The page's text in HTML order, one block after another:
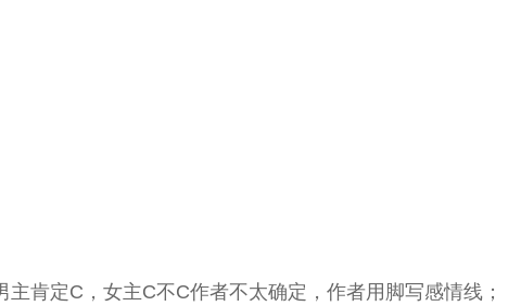
肯定C，女主C不C作者不太确定，作者用脚写感情线；